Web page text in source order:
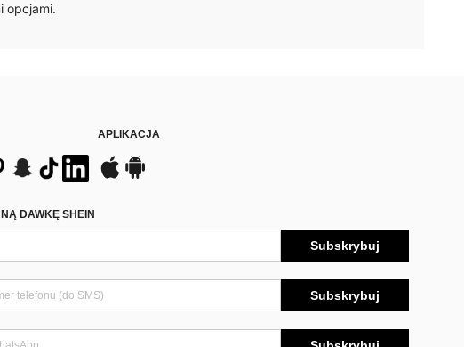
opcjami.
APLIKACJA
DAWKĘ SHEIN
Subskrybuj
Subskrybuj